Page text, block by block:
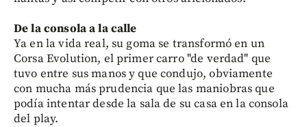
De la consola a la calle
Ya en la vida real, su goma se transformó en un
Corsa Evolution, el primer carro "de verdad" que
tuvo entre sus manos y que condujo, obviamente
con mucha más prudencia que las maniobras que
podía intentar desde la sala de su casa en la consola
del play.